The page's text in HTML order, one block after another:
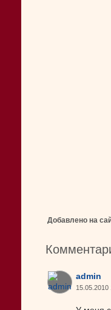
Добавлено на
admin
15.05.2010